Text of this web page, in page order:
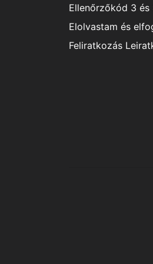
Ellenőrzőkód 3 és
Elolvastam és
Feliratkozás